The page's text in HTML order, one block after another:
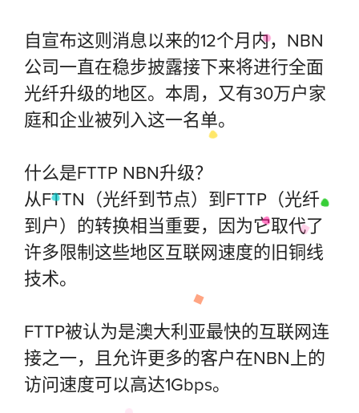
自宣布这则消息以来的12个月内，NBN
公司一直在稳步披露接下来将进行全面
光纤升级的地区。本周，又有30万户家
庭和企业被列入这一名单。
什么是FTTP NBN升级？
从FTTN（光纤到节点）到FTTP（光纤
到户）的转换相当重要，因为它取代了
许多限制这些地区互联网速度的旧铜线
技术。
FTTP被认为是澳大利亚最快的互联网连
接之一，且允许更多的客户在NBN上的
访问速度可以高达1Gbps。